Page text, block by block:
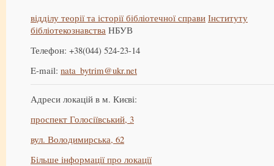
відділу теорії та історії бібліотечної справи Інституту
бібліотекознавства НБУВ
Телефон: +38(044) 524-23-14
E-mail: nata_bytrim@ukr.net
Адреси локацій в м. Києві:
проспект Голосіївський, 3
вул. Володимирська, 62
Більше інформації про локації